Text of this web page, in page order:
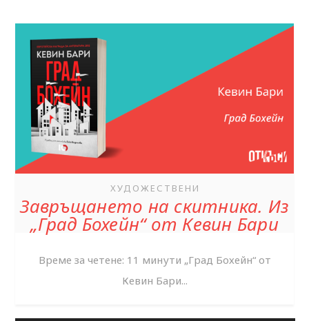
ХУДОЖЕСТВЕНИ
Завръщането на скитника. Из
„Град Бохейн“ от Кевин Бари
Време за четене: 11 минути „Град Бохейн“ от
Кевин Бари...